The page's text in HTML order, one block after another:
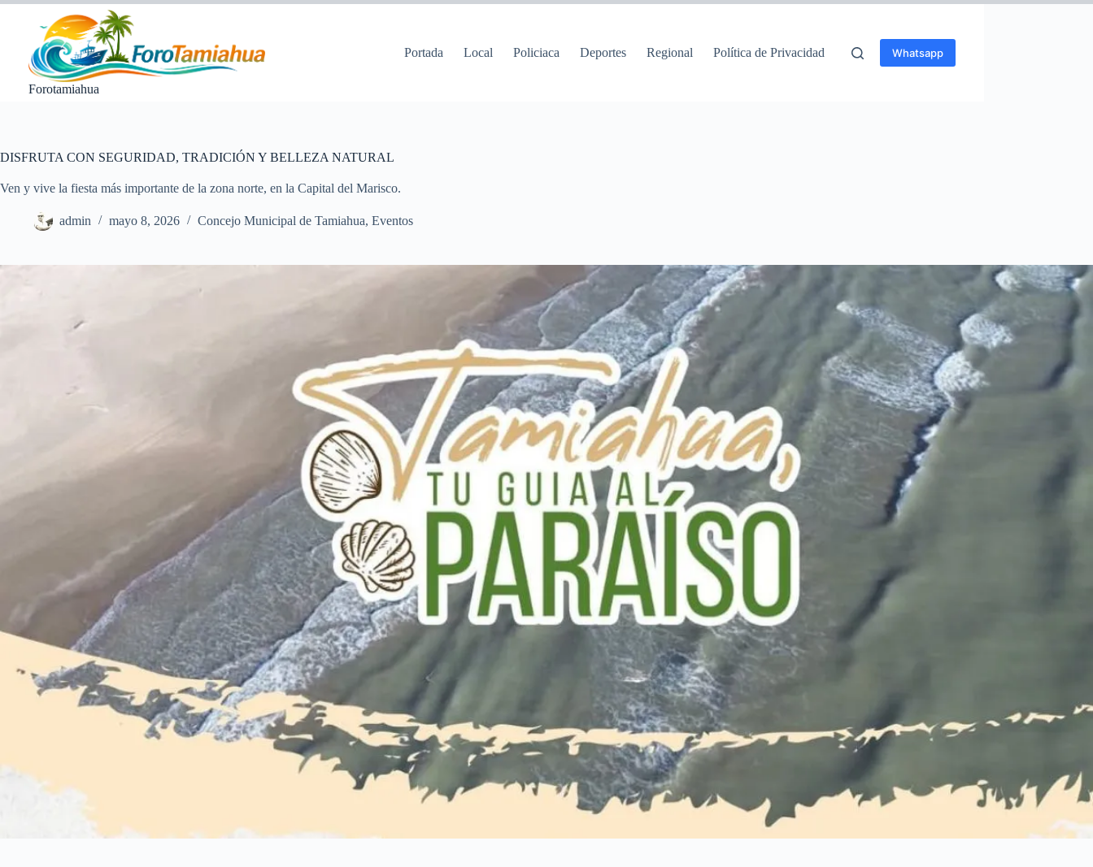
Saltar
contenido
Forotamiahua
Portada Local Policiaca Deportes Regional Política de Privacidad Whatsapp
DISFRUTA CON SEGURIDAD, TRADICIÓN Y BELLEZA NATURAL
Ven y vive la fiesta más importante de la zona norte, en la Capital del Marisco.
admin mayo 8, 2026 Concejo Municipal de Tamiahua, Eventos